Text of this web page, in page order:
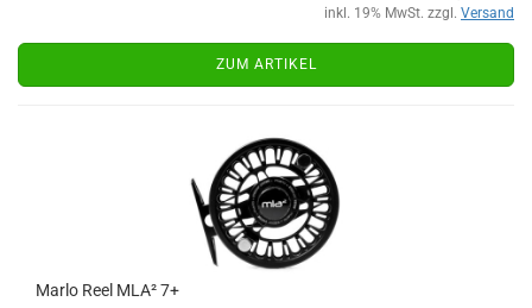
inkl. 19% MwSt. zzgl. Versand
ZUM ARTIKEL
Marlo Reel MLA² 7+